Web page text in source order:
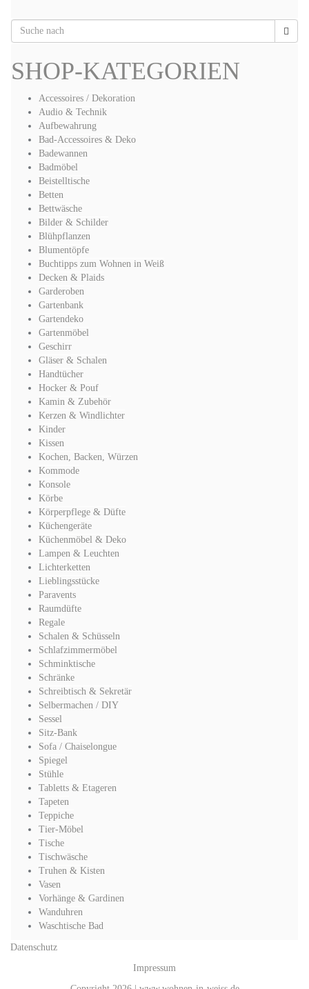
SHOP-KATEGORIEN
Accessoires / Dekoration
Audio & Technik
Aufbewahrung
Bad-Accessoires & Deko
Badewannen
Badmöbel
Beistelltische
Betten
Bettwäsche
Bilder & Schilder
Blühpflanzen
Blumentöpfe
Buchtipps zum Wohnen in Weiß
Decken & Plaids
Garderoben
Gartenbank
Gartendeko
Gartenmöbel
Geschirr
Gläser & Schalen
Handtücher
Hocker & Pouf
Kamin & Zubehör
Kerzen & Windlichter
Kinder
Kissen
Kochen, Backen, Würzen
Kommode
Konsole
Körbe
Körperpflege & Düfte
Küchengeräte
Küchenmöbel & Deko
Lampen & Leuchten
Lichterketten
Lieblingsstücke
Paravents
Raumdüfte
Regale
Schalen & Schüsseln
Schlafzimmermöbel
Schminktische
Schränke
Schreibtisch & Sekretär
Selbermachen / DIY
Sessel
Sitz-Bank
Sofa / Chaiselongue
Spiegel
Stühle
Tabletts & Etageren
Tapeten
Teppiche
Tier-Möbel
Tische
Tischwäsche
Truhen & Kisten
Vasen
Vorhänge & Gardinen
Wanduhren
Waschtische Bad
Datenschutz
Impressum